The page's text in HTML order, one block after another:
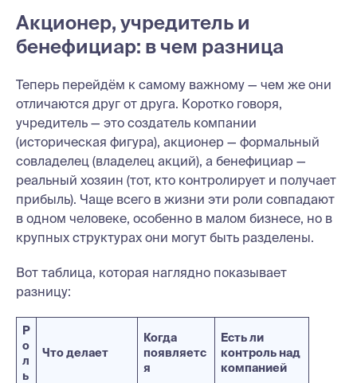
Акционер, учредитель и
бенефициар: в чем разница
Теперь перейдём к самому важному — чем же они
отличаются друг от друга. Коротко говоря,
учредитель — это создатель компании
(историческая фигура), акционер — формальный
совладелец (владелец акций), а бенефициар —
реальный хозяин (тот, кто контролирует и получает
прибыль). Чаще всего в жизни эти роли совпадают
в одном человеке, особенно в малом бизнесе, но в
крупных структурах они могут быть разделены.
Вот таблица, которая наглядно показывает
разницу:
Р
о
л
ь
Что делает
Когда
появляетс
я
Есть ли
контроль над
компанией